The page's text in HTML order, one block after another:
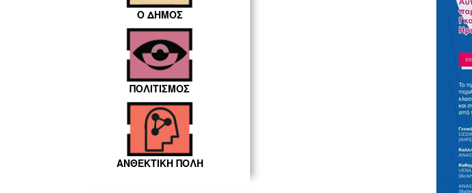
Ο ΔΗΜΟΣ
ΠΟΛΙΤΙΣΜΟΣ
ΑΝΘΕΚΤΙΚΗ ΠΟΛΗ